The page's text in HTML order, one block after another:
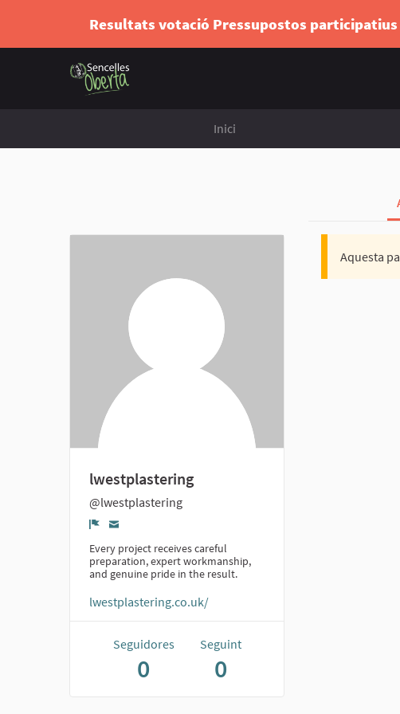
Resultats votació Pressupostos participatius
Inici
lwestplastering
@lwestplastering
Every project receives careful
preparation, expert workmanship,
and genuine pride in the result.
lwestplastering.co.uk/
Seguidores
0
Seguint
0
Aquesta